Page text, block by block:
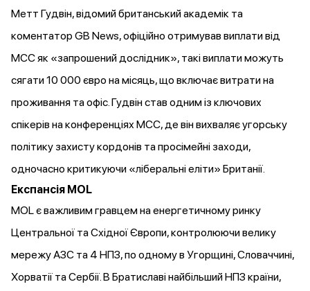
Метт Гудвін, відомий британський академік та
коментатор GB News, офіційно отримував виплати від
MCC як «запрошений дослідник», такі виплати можуть
сягати 10 000 євро на місяць, що включає витрати на
проживання та офіс. Гудвін став одним із ключових
спікерів на конференціях MCC, де вінвихваляєугорську
політику захисту кордонів та просімейні заходи,
одночасно критикуючи «ліберальні еліти» Британії.
Експансія MOL
MOL є важливим гравцем на енергетичному ринку
Центральної та Східної Європи, контролюючи велику
мережу АЗС та 4 НПЗ, по одному в Угорщині, Словаччині,
Хорватії та Сербії. В Братиславі найбільший НПЗ країни,